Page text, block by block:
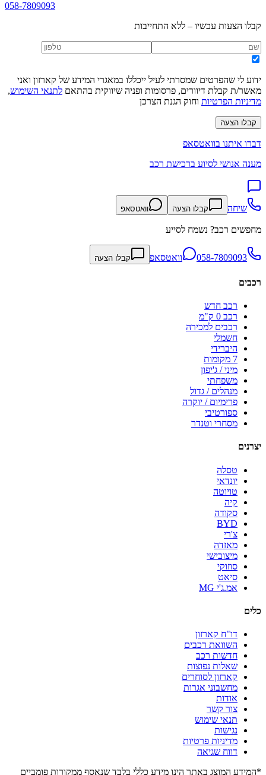
058-7809093
קבלו הצעות עכשיו – ללא התחייבות
ידוע לי שהפרטים שמסרתי לעיל ייכללו במאגרי המידע של קארזון ואני
מאשר/ת קבלת דיוורים, פרסומות ופניה שיווקית בהתאם לתנאי השימוש,
מדיניות הפרטיות וחוק הגנת הצרכן
קבלו הצעה
דברו איתנו בוואטסאפ
מענה אנושי לסיוע ברכישת רכב
שיחה קבלו הצעה וואטסאפ
מחפשים רכב? נשמח לסייע
058-7809093 וואטסאפ קבלו הצעה
רכבים
רכב חדש
רכב 0 ק"מ
רכבים למכירה
חשמלי
היברידי
7 מקומות
מיני / ג'יפון
משפחתי
מנהלים / גדול
פרימיום / יוקרה
ספורטיבי
מסחרי וטנדר
יצרנים
טסלה
יונדאי
טויוטה
קיה
סקודה
BYD
צ'רי
מאזדה
מיצובישי
סוזוקי
סיאט
אמ.ג'י MG
כלים
דו"ח קארזון
השוואת רכבים
חדשות רכב
שאלות נפוצות
קארזון לסוחרים
מחשבוני אגרות
אודות
צור קשר
תנאי שימוש
נגישות
מדיניות פרטיות
דווח שגיאה
*המידע המוצג באתר הינו מידע כללי בלבד שנאסף ממקורות פומביים